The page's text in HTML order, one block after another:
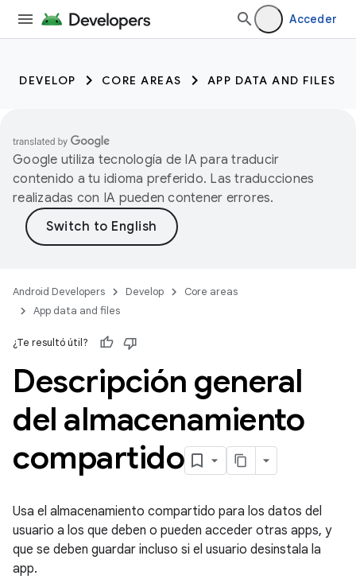
Acceder
DEVELOP CORE AREAS APP DATA AND FILES
Google utiliza tecnología de IA para traducir
contenido a tu idioma preferido. Las traducciones
realizadas con IA pueden contener errores.
Android Developers Develop
Core areas
App data and files
¿Te resultó útil?
Descripción general
del almacenamiento
compartido
Usa el almacenamiento compartido para los datos del
usuario a los que deben o pueden acceder otras apps, y
que se deben guardar incluso si el usuario desinstala la
app.